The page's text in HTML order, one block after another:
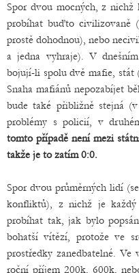
Spor dvou mocných, z nichž
probíhat buďto civilizovaně
prostě dohodnou), nebo
a jedna vyhraje). V
bojují-li spolu dvě mafie, stát
Snaha mafiánů nepozabíjet
bude také přibližně stejná
problémy s policií, v
tomto případě není mezi
takže je to zatím 0:0.
Spor dvou průměrných lidí
konfliktů), z nichž je každý
probíhat tak, jak bylo
bohatší vítězí, protože ve
prostředky zanedbatelné.
roční příjem 200k, 600k,